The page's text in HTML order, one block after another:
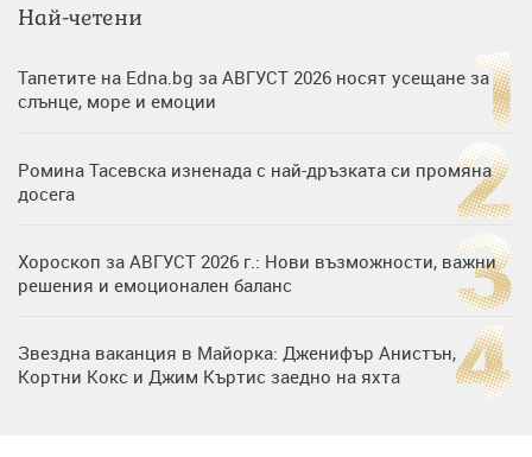
Най-четени
Тапетите на Edna.bg за АВГУСТ 2026 носят усещане за
слънце, море и емоции
Ромина Тасевска изненада с най-дръзката си промяна
досега
Хороскоп за АВГУСТ 2026 г.: Нови възможности, важни
решения и емоционален баланс
Звездна ваканция в Майорка: Дженифър Анистън,
Кортни Кокс и Джим Къртис заедно на яхта